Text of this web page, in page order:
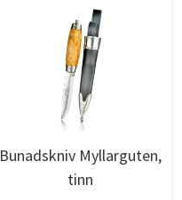
Bunadskniv Myllarguten,
tinn